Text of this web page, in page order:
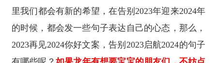
里我们都会有新的希望，在告别2023年迎来2024年
的时候，都会发一些句子表达自己的心态，那么，
2023再见2024你好文案，告别2023启航2024的句子